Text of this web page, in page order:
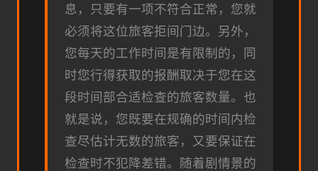
息，只要有一项不符合正常，您就
必须将这位旅客拒间门边。另外，
您每天的工作时间是有限制的，同
时您行得获取的报酬取决于您在这
段时间部合适检查的旅客数量。也
就是说，您既要在规确的时间内检
查尽估计无数的旅客，又要保证在
检查时不犯降差错。随着剧情景的